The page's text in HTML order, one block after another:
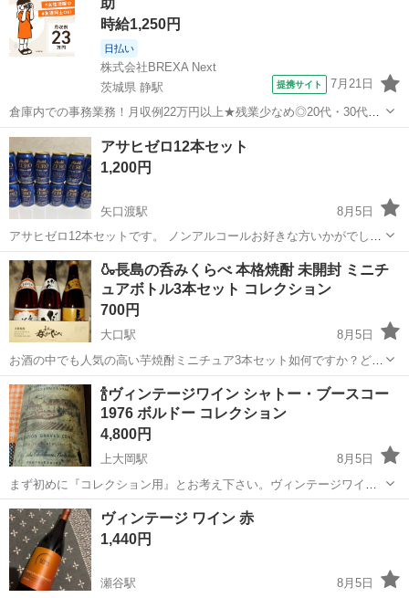
時給1,250円
日払い
株式会社BREXA Next
茨城県 静駅
提携サイト 7月21日
倉庫内での事務業務！月収例22万円以上★残業少なめ◎20代・30代・
40代の男女活躍中！空調完備で快適作業★食堂利用可◎マイカー通勤
OK◎無料駐車場完備！《茨城県常陸大宮市》 人気の工場のお仕事 ◇
電子部品製造倉庫内の事務...
茨城 常陸大宮市 静駅 その他
アサヒゼロ12本セット
1,200円
矢口渡駅
8月5日
アサヒゼロ12本セットです。 ノンアルコールお好きな方いかがでしょ
うか？ 私の他の出品物とのまとめて購入、大歓迎です。
神奈川 川崎市 矢口渡駅 ビール アサヒ
🍶長島の呑みくらべ 本格焼酎 未開封 ミニチ
ュアボトル3本セット コレクション
700円
大口駅
8月5日
お酒の中でも人気の高い芋焼酎ミニチュア3本セット如何ですか？どれ
も本格焼酎で、読み比べた後の空き瓶はミニチュアなので、そのまま
飾っても有りです(笑)定価は分かりませんが、通常安くても1000円以
上するものです。未開封品ですが...
神奈川 横浜市 大口駅 ミニチュア
🍾ヴィンテージワイン シャトー・ブースコー
1976 ボルドー コレクション
4,800円
上大岡駅
8月5日
まず初めに『コレクション用』とお考え下さい。ヴィンテージワイン
を20年程前に数本購入し残った中の1本です。購入後は冷暗所にて寝か
せて保管しておりますが、セラー保管では無いので味の保証は出来か
ねます。(飲む事はオススメ出来ませ...
神奈川 横浜市 ワイン シャトー
ヴィンテージ ワイン 赤
1,440円
瀬谷駅
8月5日